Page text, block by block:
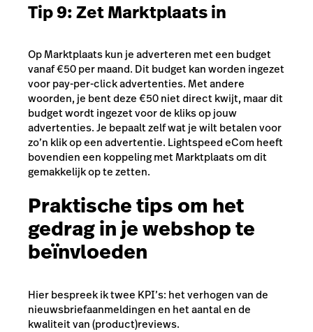
Tip 9: Zet Marktplaats in
Op Marktplaats kun je adverteren met een budget
vanaf €50 per maand. Dit budget kan worden ingezet
voor pay-per-click advertenties. Met andere
woorden, je bent deze €50 niet direct kwijt, maar dit
budget wordt ingezet voor de kliks op jouw
advertenties. Je bepaalt zelf wat je wilt betalen voor
zo’n klik op een advertentie. Lightspeed eCom heeft
bovendien een koppeling met Marktplaats om dit
gemakkelijk op te zetten.
Praktische tips om het
gedrag in je webshop te
beïnvloeden
Hier bespreek ik twee KPI’s: het verhogen van de
nieuwsbriefaanmeldingen en het aantal en de
kwaliteit van (product)reviews.